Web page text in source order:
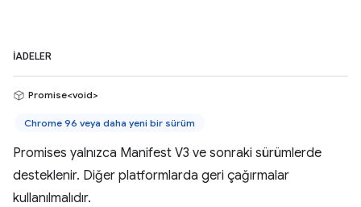
İADELER
Promise<void>
Chrome 96 veya daha yeni bir sürüm
Promises yalnızca Manifest V3 ve sonraki sürümlerde
desteklenir. Diğer platformlarda geri çağırmalar
kullanılmalıdır.